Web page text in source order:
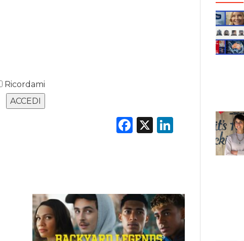
Ricordami
Facebook
X LinkedIn